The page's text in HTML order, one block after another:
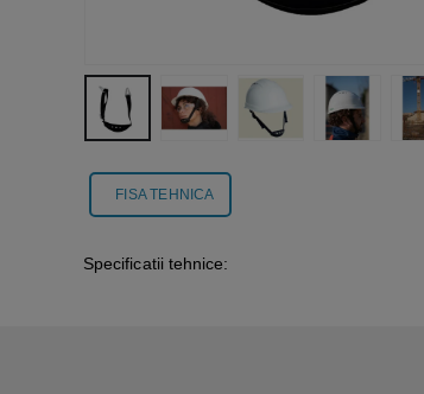
FISA TEHNICA
Specificatii tehnice: